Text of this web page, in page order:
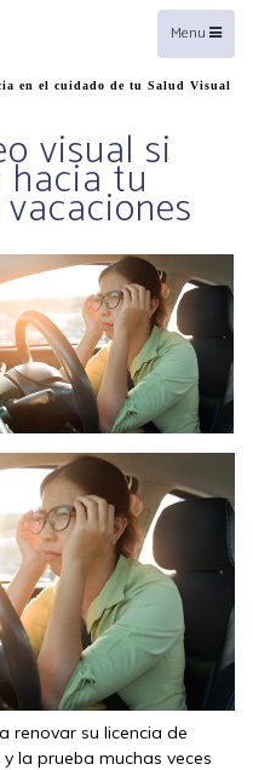
Toggle
navigation
Menu
en el cuidado de tu Salud Visual
visual si
hacia tu
renovar su licencia de
la prueba muchas veces